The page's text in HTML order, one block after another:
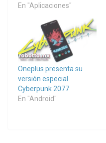
En "Aplicaciones"
Oneplus presenta su
versión especial
Cyberpunk 2077
En "Android"